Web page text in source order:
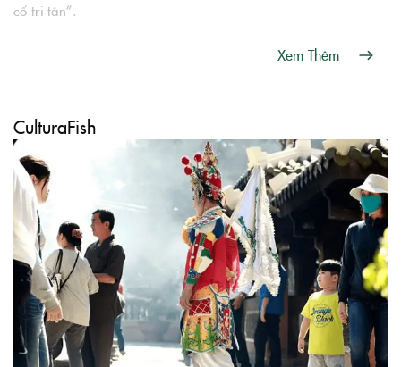
cố tri tân”.
Xem Thêm
CulturaFish